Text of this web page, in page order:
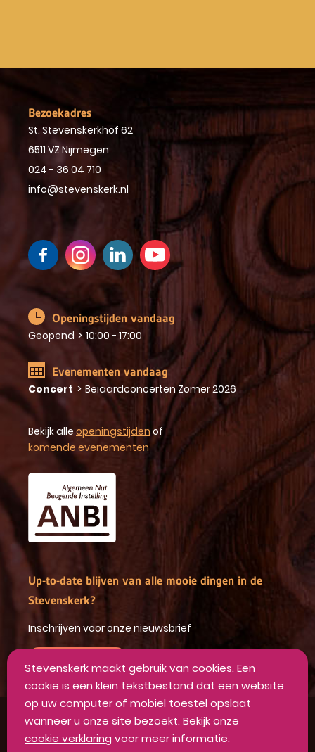
Bezoekadres
St. Stevenskerkhof 62
6511 VZ Nijmegen
024 - 36 04 710
info@stevenskerk.nl
Openingstijden vandaag
Geopend > 10:00 - 17:00
Evenementen vandaag
Concert > Beiaardconcerten Zomer 2026
Bekijk alle openingstijden of
komende evenementen
Up-to-date blijven van alle mooie dingen in de
Stevenskerk?
Inschrijven voor onze nieuwsbrief
Algemene voorwaarden
Privacyverklaring
Stevenskerk maakt gebruik van cookies. Een
cookie is een klein tekstbestand dat een website
op uw computer of mobiel toestel opslaat
wanneer u onze site bezoekt. Bekijk onze
cookie verklaring voor meer informatie.